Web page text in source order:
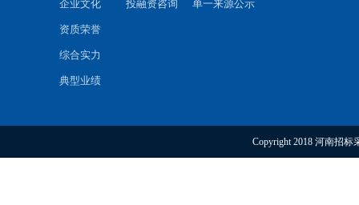
企业文化
资质荣誉
综合实力
典型业绩
投融资咨询 单一来源公示
Copyright 2018 河南招